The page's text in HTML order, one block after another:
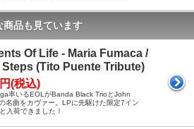
商品も見ています
Of Life - Maria Fumaca /
Steps (Tito Puente Tribute)
(税込)
率いるEOLがBanda Black TrioとJohn
名曲をカヴァー。LPに先駆けた限定7イン
入荷できました！